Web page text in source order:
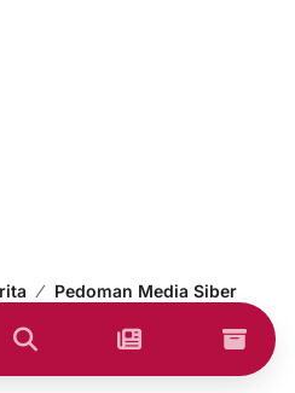
Pedoman Media Siber
– All right reserved.